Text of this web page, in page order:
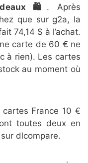
🛍️ . Après
que sur g2a, la
74,14 $ à l’achat.
carte de 60 € ne
à rien). Les cartes
au moment où
France 10 €
toutes deux en
dlcompare.